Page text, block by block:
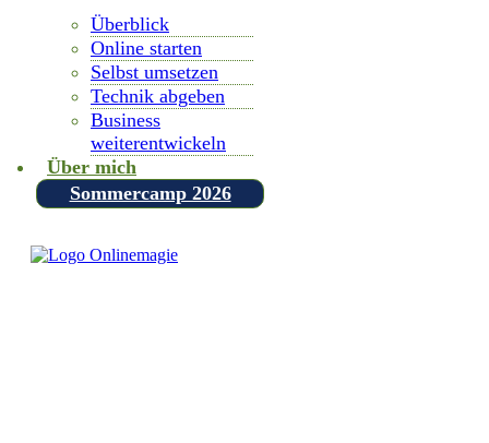
Überblick
Online starten
Selbst umsetzen
Technik abgeben
Business
weiterentwickeln
Über mich
Sommercamp 2026